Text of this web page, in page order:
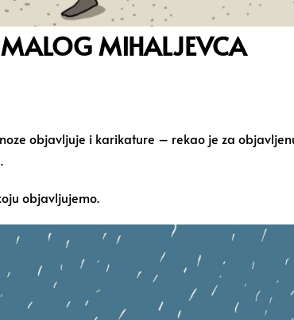
MIHALJEVCA
objavljuje i karikature – rekao je za
objavljujemo.